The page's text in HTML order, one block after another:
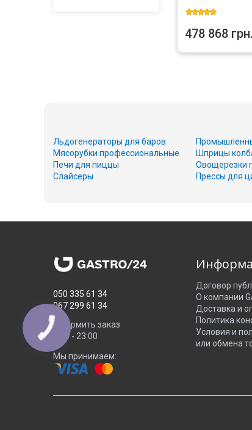
478 868 грн.
Льдогенераторы для баров
Мясорубки профессиональные
Печи для пиццы
Слайсеры
Шприцы
Овощерезки
Прессы для
050 335 61 34
067 299 61 34
Оформить заказ
8:00 - 23:00
Мы принимаем:
Договор
О компании
Доставка и
Политика
Условия и
или обмена